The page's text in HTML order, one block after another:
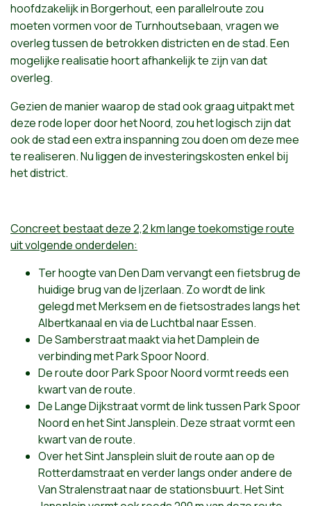
hoofdzakelijk in Borgerhout, een parallelroute zou
moeten vormen voor de Turnhoutsebaan, vragen we
overleg tussen de betrokken districten en de stad. Een
mogelijke realisatie hoort afhankelijk te zijn van dat
overleg.
Gezien de manier waarop de stad ook graag uitpakt met
deze rode loper door het Noord, zou het logisch zijn dat
ook de stad een extra inspanning zou doen om deze mee
te realiseren. Nu liggen de investeringskosten enkel bij
het district.
Concreet bestaat deze 2,2 km lange toekomstige route
uit volgende onderdelen:
Ter hoogte van Den Dam vervangt een fietsbrug de
huidige brug van de Ijzerlaan. Zo wordt de link
gelegd met Merksem en de fietsostrades langs het
Albertkanaal en via de Luchtbal naar Essen.
De Samberstraat maakt via het Damplein de
verbinding met Park Spoor Noord.
De route door Park Spoor Noord vormt reeds een
kwart van de route.
De Lange Dijkstraat vormt de link tussen Park Spoor
Noord en het Sint Jansplein. Deze straat vormt een
kwart van de route.
Over het Sint Jansplein sluit de route aan op de
Rotterdamstraat en verder langs onder andere de
Van Stralenstraat naar de stationsbuurt. Het Sint